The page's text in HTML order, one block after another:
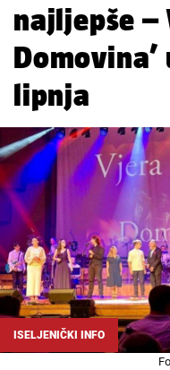
najljepše
Domovina’
lipnja
ISELJENIČKI INFO